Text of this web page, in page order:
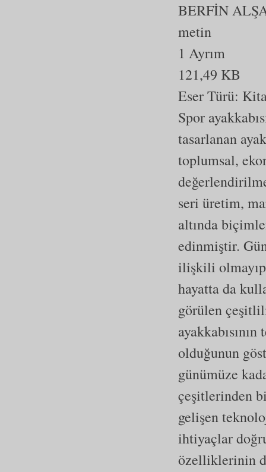
BERFİN
metin
1 Ayrım
121,49 KB
Eser Türü:
Spor
tasarlanan
toplumsal,
seri üretim,
altında
edinmiştir.
ilişkili
hayatta da
görülen
olduğunun
günümüze
çeşitlerinden
gelişen
ihtiyaçlar
özelliklerinin